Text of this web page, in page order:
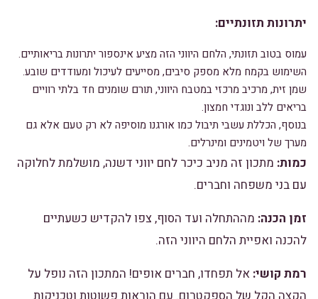
יתרונות תזונתיים:
עמוס בטוב תזונתי, הלחם היווני הזה מציע אינספור יתרונות בריאותיים.
השימוש בקמח מלא מספק סיבים, מסייעים לעיכול ומעודדים שובע.
שמן זית, מרכיב מרכזי במטבח היווני, תורם שומנים חד בלתי רוויים
בריאים ללב ונוגדי חמצון.
בנוסף, הכללת עשבי תיבול כמו אורגנו מוסיפה לא רק טעם אלא גם
מערך של ויטמינים ומינרלים.
כמות: מתכון זה מניב כיכר לחם יווני דשנה, מושלמת לחלוקה
עם בני משפחה וחברים.
זמן הכנה: מההתחלה ועד הסוף, צפו להקדיש כשעתיים
להכנה ואפיית הלחם היווני הזה.
רמת קושי: אל תפחדו, חברים אופים! המתכון הזה נופל על